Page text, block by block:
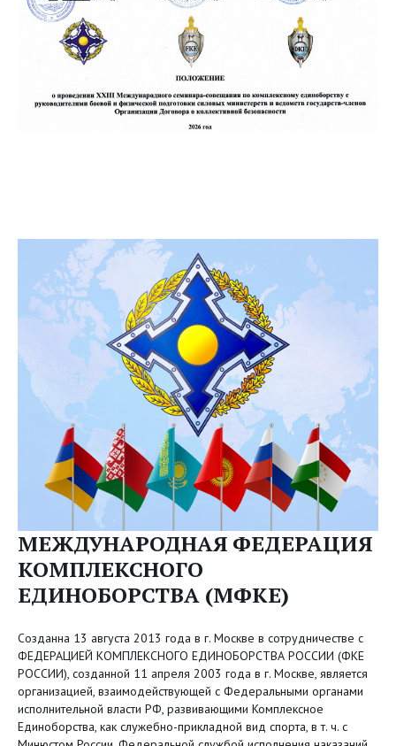
МЕЖДУНАРОДНАЯ ФЕДЕРАЦИЯ
КОМПЛЕКСНОГО
ЕДИНОБОРСТВА (МФКЕ)
Созданна 13 августа 2013 года в г. Москве в сотрудничестве с
ФЕДЕРАЦИЕЙ КОМПЛЕКСНОГО ЕДИНОБОРСТВА РОССИИ (ФКЕ
РОССИИ), созданной 11 апреля 2003 года в г. Москве, является
организацией, взаимодействующей с Федеральными органами
исполнительной власти РФ, развивающими Комплексное
Единоборства, как служебно-прикладной вид спорта, в т. ч. с